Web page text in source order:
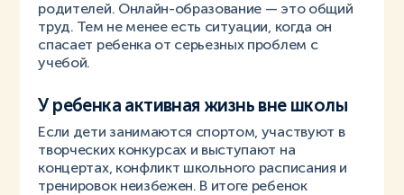
родителей. Онлайн-образование — это общий
труд. Тем не менее есть ситуации, когда он
спасает ребенка от серьезных проблем с
учебой.
У ребенка активная жизнь вне школы
Если дети занимаются спортом, участвуют в
творческих конкурсах и выступают на
концертах, конфликт школьного расписания и
тренировок неизбежен. В итоге ребенок